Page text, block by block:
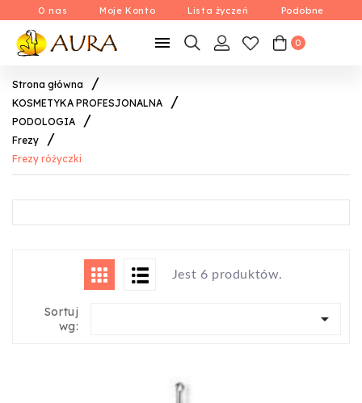
O nas Moje Konto Lista życzeń Podobne
 0
Strona główna
KOSMETYKA PROFESJONALNA
PODOLOGIA
Frezy
Frezy różyczki
Jest 6 produktów.
Sortuj
wg:
